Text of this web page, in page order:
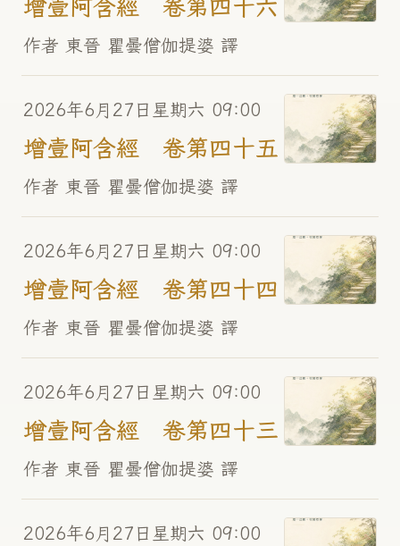
增壹阿含經 卷第四十六
作者 東晉 瞿曇僧伽提婆 譯
2026年6月27日星期六 09:00
增壹阿含經 卷第四十五
作者 東晉 瞿曇僧伽提婆 譯
2026年6月27日星期六 09:00
增壹阿含經 卷第四十四
作者 東晉 瞿曇僧伽提婆 譯
2026年6月27日星期六 09:00
增壹阿含經 卷第四十三
作者 東晉 瞿曇僧伽提婆 譯
2026年6月27日星期六 09:00